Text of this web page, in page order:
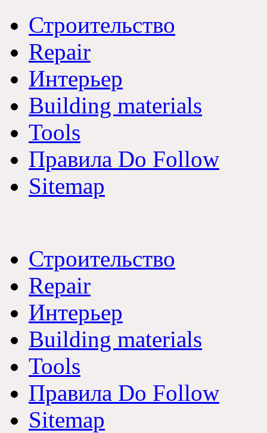
Строительство
Repair
Интерьер
Building materials
Tools
Правила Do Follow
Sitemap
Строительство
Repair
Интерьер
Building materials
Tools
Правила Do Follow
Sitemap